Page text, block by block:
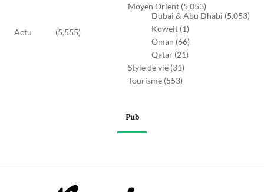
Actu (5,555)
Moyen Orient (5,053)
Dubai & Abu Dhabi (5,053)
Koweit (1)
Oman (66)
Qatar (21)
Style de vie (31)
Tourisme (553)
Pub